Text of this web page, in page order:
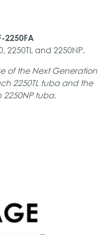
2250FA
2250TL and 2250NP.
of the Next Generation
2250TL tuba and the
tuba.